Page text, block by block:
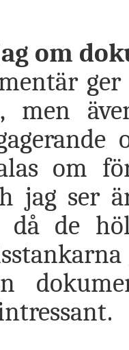
om
men
om
jag ser
då de